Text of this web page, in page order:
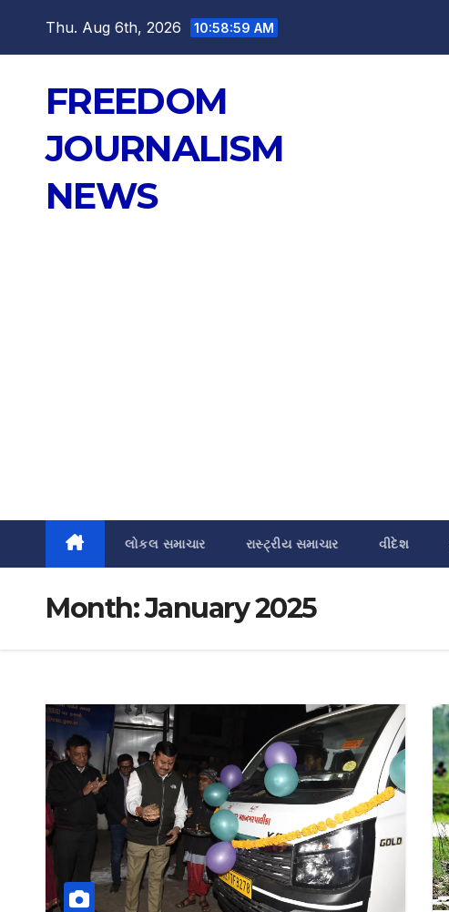
Thu. Aug 6th, 2026 10:59:00 AM
FREEDOM
JOURNALISM
NEWS
લોકલ સમાચાર રાસ્ટ્રીય સમાચાર વીદેશ
Month:January 2025